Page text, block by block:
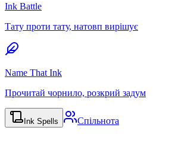
Ink Battle
Тату проти тату, натовп вирішує
Name That Ink
Прочитай чорнило, розкрий задум
Ink Spells Спільнота